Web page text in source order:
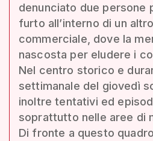
denunciato due persone
furto all’interno di un
commerciale, dove la
nascosta per eludere i
Nel centro storico e
settimanale del giovedì
inoltre tentativi ed
soprattutto nelle aree di
Di fronte a questo